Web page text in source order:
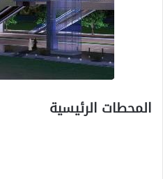
المحطات الرئيسية